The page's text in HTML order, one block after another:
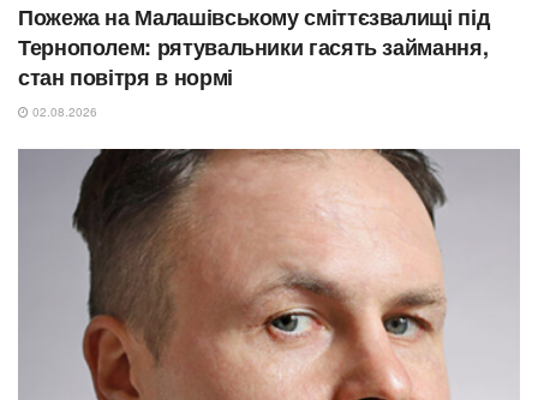
Пожежа на Малашівському сміттєзвалищі під
Тернополем: рятувальники гасять займання,
стан повітря в нормі
02.08.2026